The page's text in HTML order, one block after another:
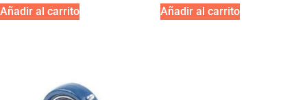
Añadir al carrito Añadir al carrito